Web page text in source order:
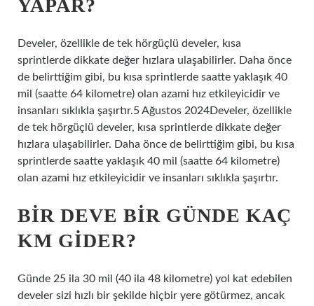
YAPAR?
Develer, özellikle de tek hörgüçlü develer, kısa
sprintlerde dikkate değer hızlara ulaşabilirler. Daha önce
de belirttiğim gibi, bu kısa sprintlerde saatte yaklaşık 40
mil (saatte 64 kilometre) olan azami hız etkileyicidir ve
insanları sıklıkla şaşırtır.5 Ağustos 2024Develer, özellikle
de tek hörgüçlü develer, kısa sprintlerde dikkate değer
hızlara ulaşabilirler. Daha önce de belirttiğim gibi, bu kısa
sprintlerde saatte yaklaşık 40 mil (saatte 64 kilometre)
olan azami hız etkileyicidir ve insanları sıklıkla şaşırtır.
BIR DEVE BIR GÜNDE KAÇ
KM GIDER?
Günde 25 ila 30 mil (40 ila 48 kilometre) yol kat edebilen
develer sizi hızlı bir şekilde hiçbir yere götürmez, ancak